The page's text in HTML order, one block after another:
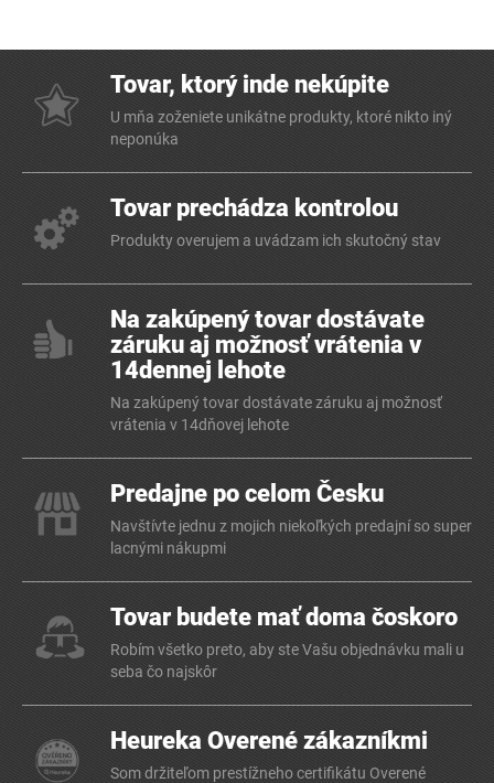
Tovar, ktorý inde nekúpite
U mňa zoženiete unikátne produkty, ktoré nikto iný
neponúka
Tovar prechádza kontrolou
Produkty overujem a uvádzam ich skutočný stav
Na zakúpený tovar dostávate
záruku aj možnosť vrátenia v
14dennej lehote
Na zakúpený tovar dostávate záruku aj možnosť
vrátenia v 14dňovej lehote
Predajne po celom Česku
Navštívte jednu z mojich niekoľkých predajní so super
lacnými nákupmi
Tovar budete mať doma čoskoro
Robím všetko preto, aby ste Vašu objednávku mali u
seba čo najskôr
Heureka Overené zákazníkmi
Som držiteľom prestížneho certifikátu Overené